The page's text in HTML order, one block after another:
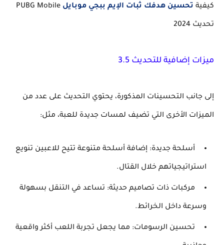
كيفية تحسين هدفك ثبات الإيم ببجي موبايل PUBG Mobile
تحديث 2024
ميزات إضافية للتحديث 3.5
إلى جانب التحسينات المذكورة، يحتوي التحديث على عدد من
الميزات الأخرى التي تضيف لمسات جديدة للعبة، مثل:
أسلحة جديدة: إضافة أسلحة متنوعة تتيح للاعبين تنويع
استراتيجياتهم خلال القتال.
مركبات ذات تصاميم حديثة: تساعد في التنقل بسهولة
وسرعة داخل الخرائط.
تحسين الرسومات: مما يجعل تجربة اللعب أكثر واقعية